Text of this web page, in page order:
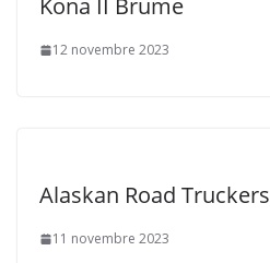
Kona II Brume
12 novembre 2023
Alaskan Road Truckers
11 novembre 2023